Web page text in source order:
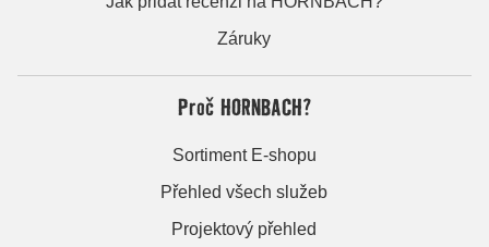
Záruky
Proč HORNBACH?
Sortiment E-shopu
Přehled všech služeb
Projektový přehled